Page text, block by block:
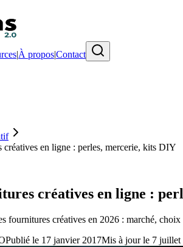
|À propos|Contact
créatives en ligne : perles, mercerie, kits DIY
créatives en ligne :
fournitures créatives en 2026 : marché,
Publié le 17 janvier 2017Mis à jour le 7 juillet